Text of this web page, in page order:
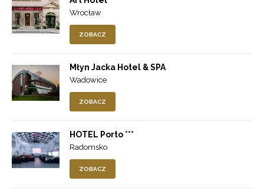
Wrocław
ZOBACZ
Młyn Jacka Hotel & SPA
Wadowice
ZOBACZ
HOTEL Porto ***
Radomsko
ZOBACZ